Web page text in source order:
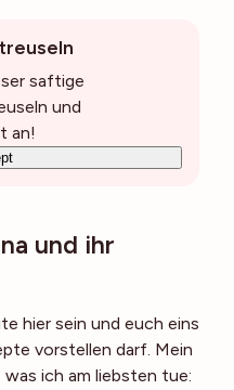
saftige
und
an!
und ihr
hier sein und euch eins
vorstellen darf. Mein
was ich am liebsten tue: